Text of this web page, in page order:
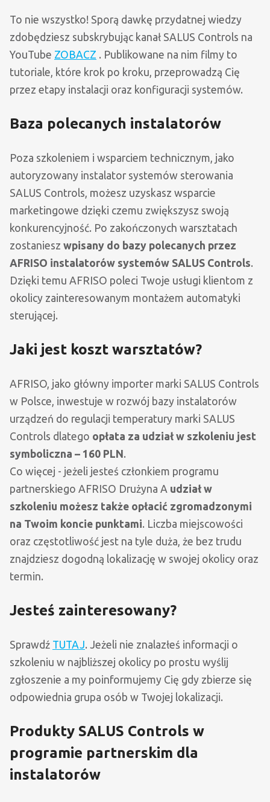
To nie wszystko! Sporą dawkę przydatnej wiedzy
zdobędziesz subskrybując kanał SALUS Controls na
YouTube ZOBACZ . Publikowane na nim filmy to
tutoriale, które krok po kroku, przeprowadzą Cię
przez etapy instalacji oraz konfiguracji systemów.
Baza polecanych instalatorów
Poza szkoleniem i wsparciem technicznym, jako
autoryzowany instalator systemów sterowania
SALUS Controls, możesz uzyskasz wsparcie
marketingowe dzięki czemu zwiększysz swoją
konkurencyjność. Po zakończonych warsztatach
zostaniesz wpisany do bazy polecanych przez
AFRISO instalatorów systemów SALUS Controls.
Dzięki temu AFRISO poleci Twoje usługi klientom z
okolicy zainteresowanym montażem automatyki
sterującej.
Jaki jest koszt warsztatów?
AFRISO, jako główny importer marki SALUS Controls
w Polsce, inwestuje w rozwój bazy instalatorów
urządzeń do regulacji temperatury marki SALUS
Controls dlatego opłata za udział w szkoleniu jest
symboliczna – 160 PLN .
Co więcej - jeżeli jesteś członkiem programu
partnerskiego AFRISO Drużyna A udział w
szkoleniu możesz także opłacić zgromadzonymi
na Twoim koncie punktami. Liczba miejscowości
oraz częstotliwość jest na tyle duża, że bez trudu
znajdziesz dogodną lokalizację w swojej okolicy oraz
termin.
Jesteś zainteresowany?
Sprawdź TUTAJ. Jeżeli nie znalazłeś informacji o
szkoleniu w najbliższej okolicy po prostu wyślij
zgłoszenie a my poinformujemy Cię gdy zbierze się
odpowiednia grupa osób w Twojej lokalizacji.
Produkty SALUS Controls w
programie partnerskim dla
instalatorów